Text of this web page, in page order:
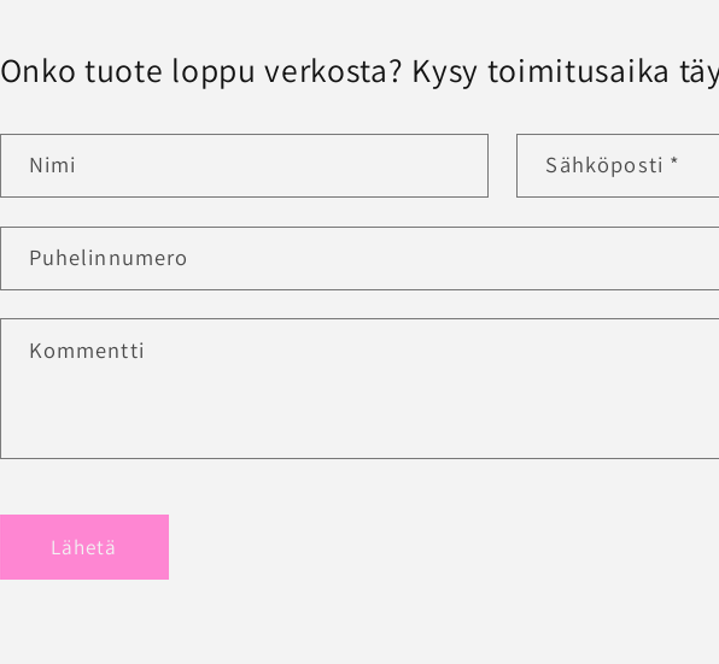
Onko tuote loppu verkosta? Kysy toimitusaika
Nimi Sähköposti *
Puhelinnumero
Kommentti
Lähetä